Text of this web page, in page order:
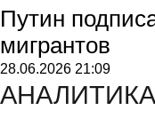
Путин
мигрантов
28.06.2026 21:09
АНАЛИТИКА